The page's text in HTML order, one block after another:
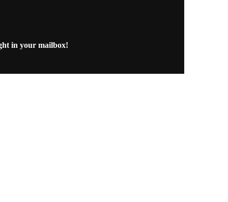
in your mailbox!